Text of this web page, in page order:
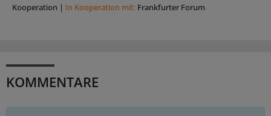
Kooperation | In Kooperation mit: Frankfurter Forum
KOMMENTARE